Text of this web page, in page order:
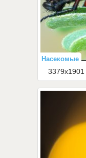
Насекомые
3379x1901